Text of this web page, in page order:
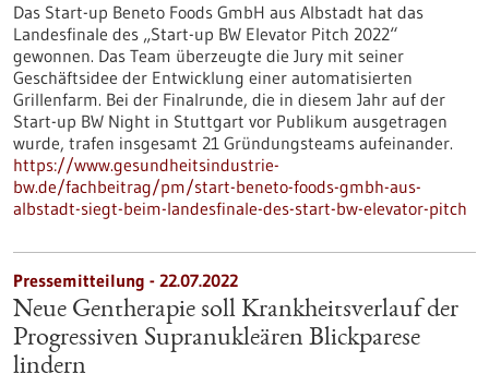
Das Start-up Beneto Foods GmbH aus Albstadt hat das
Landesfinale des „Start-up BW Elevator Pitch 2022“
gewonnen. Das Team überzeugte die Jury mit seiner
Geschäftsidee der Entwicklung einer automatisierten
Grillenfarm. Bei der Finalrunde, die in diesem Jahr auf der
Start-up BW Night in Stuttgart vor Publikum ausgetragen
wurde, trafen insgesamt 21 Gründungsteams aufeinander.
https://www.gesundheitsindustrie-
bw.de/fachbeitrag/pm/start-beneto-foods-gmbh-aus-
albstadt-siegt-beim-landesfinale-des-start-bw-elevator-pitch
Pressemitteilung - 22.07.2022
Neue Gentherapie soll Krankheitsverlauf der
Progressiven Supranukleären Blickparese
lindern